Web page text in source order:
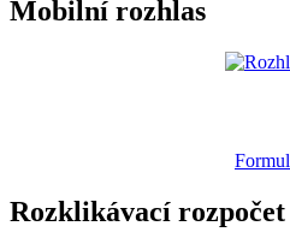
Mobilní rozhlas
Rozklikávací rozpočet